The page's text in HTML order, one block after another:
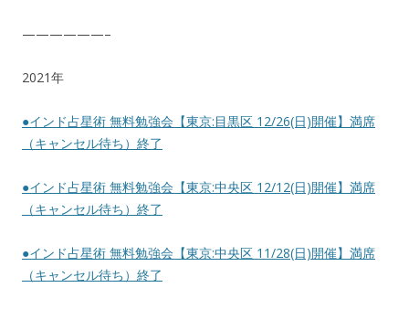
——————–
2021年
●インド占星術 無料勉強会【東京:目黒区 12/26(日)開催】満席
（キャンセル待ち）終了
●インド占星術 無料勉強会【東京:中央区 12/12(日)開催】満席
（キャンセル待ち）終了
●インド占星術 無料勉強会【東京:中央区 11/28(日)開催】満席
（キャンセル待ち）終了